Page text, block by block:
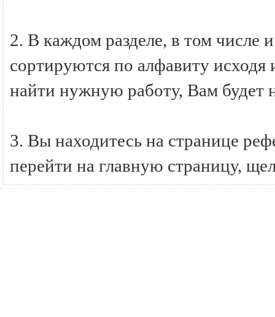
2. В каждом разделе, в том числе
сортируются по алфавиту исходя
найти нужную работу, Вам будет
3. Вы находитесь на странице
перейти на главную страницу,